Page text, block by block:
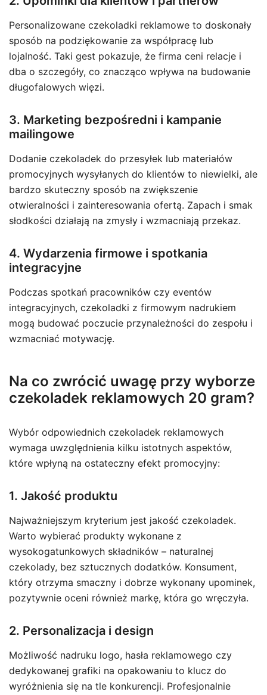
Personalizowane czekoladki reklamowe to doskonały
sposób na podziękowanie za współpracę lub
lojalność. Taki gest pokazuje, że firma ceni relacje i
dba o szczegóły, co znacząco wpływa na budowanie
długofalowych więzi.
3. Marketing bezpośredni i kampanie
mailingowe
Dodanie czekoladek do przesyłek lub materiałów
promocyjnych wysyłanych do klientów to niewielki, ale
bardzo skuteczny sposób na zwiększenie
otwieralności i zainteresowania ofertą. Zapach i smak
słodkości działają na zmysły i wzmacniają przekaz.
4. Wydarzenia firmowe i spotkania
integracyjne
Podczas spotkań pracowników czy eventów
integracyjnych, czekoladki z firmowym nadrukiem
mogą budować poczucie przynależności do zespołu i
wzmacniać motywację.
Na co zwrócić uwagę przy wyborze
czekoladek reklamowych 20 gram?
Wybór odpowiednich czekoladek reklamowych
wymaga uwzględnienia kilku istotnych aspektów,
które wpłyną na ostateczny efekt promocyjny:
1. Jakość produktu
Najważniejszym kryterium jest jakość czekoladek.
Warto wybierać produkty wykonane z
wysokogatunkowych składników – naturalnej
czekolady, bez sztucznych dodatków. Konsument,
który otrzyma smaczny i dobrze wykonany upominek,
pozytywnie oceni również markę, która go wręczyła.
2. Personalizacja i design
Możliwość nadruku logo, hasła reklamowego czy
dedykowanej grafiki na opakowaniu to klucz do
wyróżnienia się na tle konkurencji. Profesjonalnie